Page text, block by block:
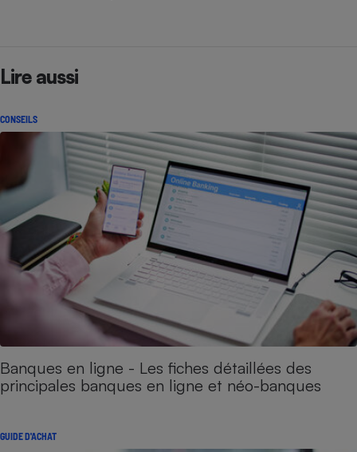
Lire aussi
CONSEILS
Banques en ligne - Les fiches détaillées des
principales banques en ligne et néo-banques
GUIDE D'ACHAT